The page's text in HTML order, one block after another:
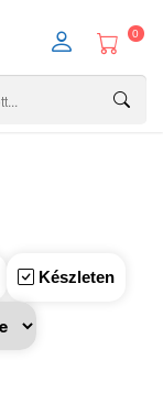
0
Készleten